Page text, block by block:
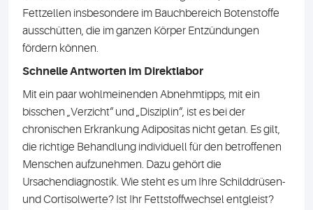
Fettzellen insbesondere im Bauchbereich Botenstoffe
ausschütten, die im ganzen Körper Entzündungen
fördern können.
Schnelle Antworten im Direktlabor
Mit ein paar wohlmeinenden Abnehmtipps, mit ein
bisschen „Verzicht“ und „Disziplin“, ist es bei der
chronischen Erkrankung Adipositas nicht getan. Es gilt,
die richtige Behandlung individuell für den betroffenen
Menschen aufzunehmen. Dazu gehört die
Ursachendiagnostik. Wie steht es um Ihre Schilddrüsen-
und Cortisolwerte? Ist Ihr Fettstoffwechsel entgleist?